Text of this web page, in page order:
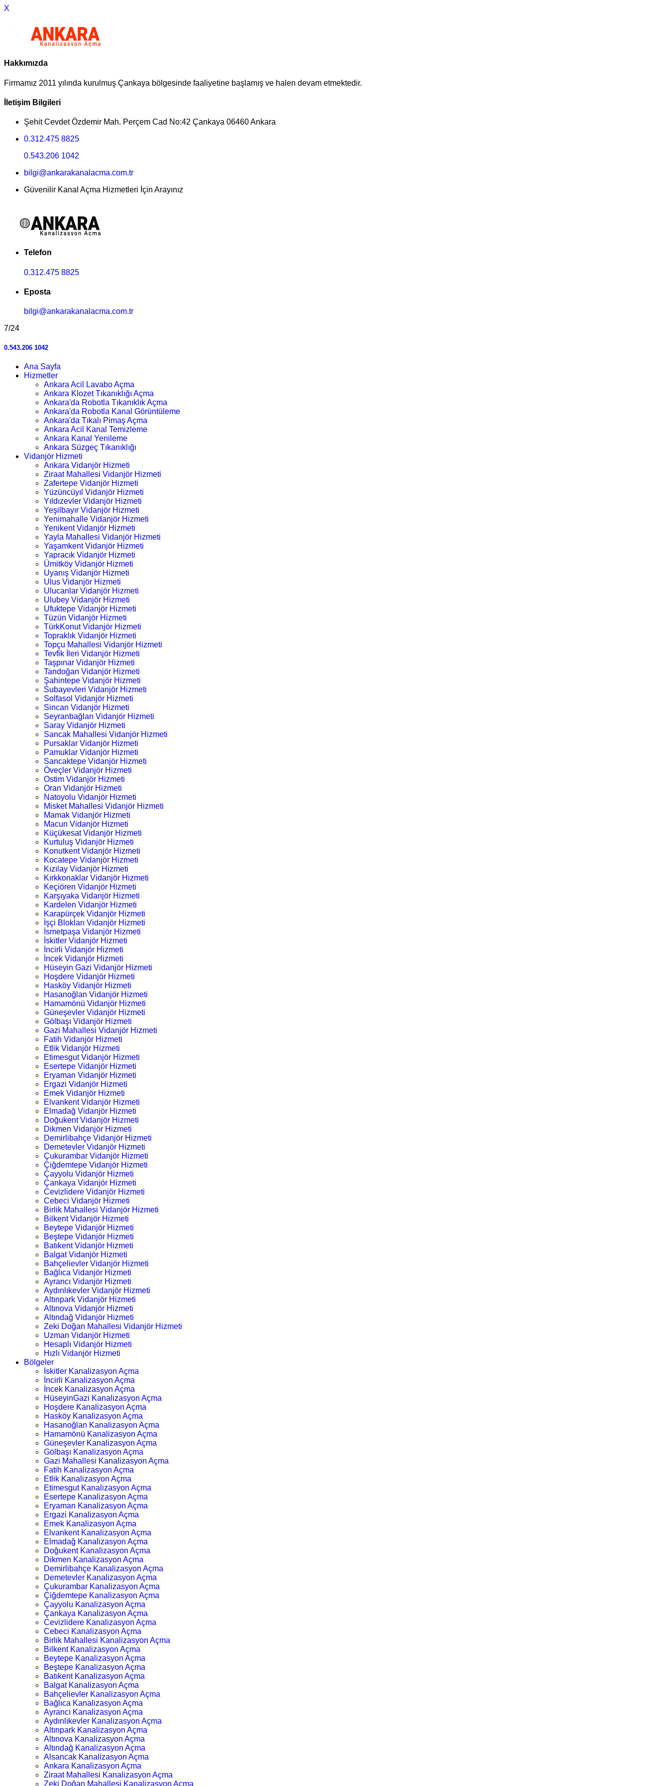
X
Hakkımızda
Firmamız 2011 yılında kurulmuş Çankaya bölgesinde faaliyetine başlamış ve halen devam etmektedir.
İletişim Bilgileri
Şehit Cevdet Özdemir Mah. Perçem Cad No:42 Çankaya 06460 Ankara
0.312.475 8825
0.543.206 1042
bilgi@ankarakanalacma.com.tr
Güvenilir Kanal Açma Hizmetleri İçin Arayınız
Telefon
0.312.475 8825
Eposta
bilgi@ankarakanalacma.com.tr
7/24
0.543.206 1042
Ana Sayfa
Hizmetler
Ankara Acil Lavabo Açma
Ankara Klozet Tıkanıklığı Açma
Ankara'da Robotla Tıkanıklık Açma
Ankara'da Robotla Kanal Görüntüleme
Ankara'da Tıkalı Pimaş Açma
Ankara Acil Kanal Temizleme
Ankara Kanal Yenileme
Ankara Süzgeç Tıkanıklığı
Vidanjör Hizmeti
Ankara Vidanjör Hizmeti
Ziraat Mahallesi Vidanjör Hizmeti
Zafertepe Vidanjör Hizmeti
Yüzüncüyıl Vidanjör Hizmeti
Yıldızevler Vidanjör Hizmeti
Yeşilbayır Vidanjör Hizmeti
Yenimahalle Vidanjör Hizmeti
Yenikent Vidanjör Hizmeti
Yayla Mahallesi Vidanjör Hizmeti
Yaşamkent Vidanjör Hizmeti
Yapracık Vidanjör Hizmeti
Ümitköy Vidanjör Hizmeti
Uyanış Vidanjör Hizmeti
Ulus Vidanjör Hizmeti
Ulucanlar Vidanjör Hizmeti
Ulubey Vidanjör Hizmeti
Ufuktepe Vidanjör Hizmeti
Tüzün Vidanjör Hizmeti
TürkKonut Vidanjör Hizmeti
Topraklık Vidanjör Hizmeti
Topçu Mahallesi Vidanjör Hizmeti
Tevfik İleri Vidanjör Hizmeti
Taşpınar Vidanjör Hizmeti
Tandoğan Vidanjör Hizmeti
Şahintepe Vidanjör Hizmeti
Subayevleri Vidanjör Hizmeti
Solfasol Vidanjör Hizmeti
Sincan Vidanjör Hizmeti
Seyranbağları Vidanjör Hizmeti
Saray Vidanjör Hizmeti
Sancak Mahallesi Vidanjör Hizmeti
Pursaklar Vidanjör Hizmeti
Pamuklar Vidanjör Hizmeti
Sancaktepe Vidanjör Hizmeti
Öveçler Vidanjör Hizmeti
Ostim Vidanjör Hizmeti
Oran Vidanjör Hizmeti
Natoyolu Vidanjör Hizmeti
Misket Mahallesi Vidanjör Hizmeti
Mamak Vidanjör Hizmeti
Macun Vidanjör Hizmeti
Küçükesat Vidanjör Hizmeti
Kurtuluş Vidanjör Hizmeti
Konutkent Vidanjör Hizmeti
Kocatepe Vidanjör Hizmeti
Kızılay Vidanjör Hizmeti
Kırkkonaklar Vidanjör Hizmeti
Keçiören Vidanjör Hizmeti
Karşıyaka Vidanjör Hizmeti
Kardelen Vidanjör Hizmeti
Karapürçek Vidanjör Hizmeti
İşçi Blokları Vidanjör Hizmeti
İsmetpaşa Vidanjör Hizmeti
İskitler Vidanjör Hizmeti
İncirli Vidanjör Hizmeti
İncek Vidanjör Hizmeti
Hüseyin Gazi Vidanjör Hizmeti
Hoşdere Vidanjör Hizmeti
Hasköy Vidanjör Hizmeti
Hasanoğlan Vidanjör Hizmeti
Hamamönü Vidanjör Hizmeti
Güneşevler Vidanjör Hizmeti
Gölbaşı Vidanjör Hizmeti
Gazi Mahallesi Vidanjör Hizmeti
Fatih Vidanjör Hizmeti
Etlik Vidanjör Hizmeti
Etimesgut Vidanjör Hizmeti
Esertepe Vidanjör Hizmeti
Eryaman Vidanjör Hizmeti
Ergazi Vidanjör Hizmeti
Emek Vidanjör Hizmeti
Elvankent Vidanjör Hizmeti
Elmadağ Vidanjör Hizmeti
Doğukent Vidanjör Hizmeti
Dikmen Vidanjör Hizmeti
Demirlibahçe Vidanjör Hizmeti
Demetevler Vidanjör Hizmeti
Çukurambar Vidanjör Hizmeti
Çiğdemtepe Vidanjör Hizmeti
Çayyolu Vidanjör Hizmeti
Çankaya Vidanjör Hizmeti
Cevizlidere Vidanjör Hizmeti
Cebeci Vidanjör Hizmeti
Birlik Mahallesi Vidanjör Hizmeti
Bilkent Vidanjör Hizmeti
Beytepe Vidanjör Hizmeti
Beştepe Vidanjör Hizmeti
Batıkent Vidanjör Hizmeti
Balgat Vidanjör Hizmeti
Bahçelievler Vidanjör Hizmeti
Bağlıca Vidanjör Hizmeti
Ayrancı Vidanjör Hizmeti
Aydınlıkevler Vidanjör Hizmeti
Altınpark Vidanjör Hizmeti
Altınova Vidanjör Hizmeti
Altındağ Vidanjör Hizmeti
Zeki Doğan Mahallesi Vidanjör Hizmeti
Uzman Vidanjör Hizmeti
Hesaplı Vidanjör Hizmeti
Hızlı Vidanjör Hizmeti
Bölgeler
İskitler Kanalizasyon Açma
İncirli Kanalizasyon Açma
İncek Kanalizasyon Açma
HüseyinGazi Kanalizasyon Açma
Hoşdere Kanalizasyon Açma
Hasköy Kanalizasyon Açma
Hasanoğlan Kanalizasyon Açma
Hamamönü Kanalizasyon Açma
Güneşevler Kanalizasyon Açma
Gölbaşı Kanalizasyon Açma
Gazi Mahallesi Kanalizasyon Açma
Fatih Kanalizasyon Açma
Etlik Kanalizasyon Açma
Etimesgut Kanalizasyon Açma
Esertepe Kanalizasyon Açma
Eryaman Kanalizasyon Açma
Ergazi Kanalizasyon Açma
Emek Kanalizasyon Açma
Elvankent Kanalizasyon Açma
Elmadağ Kanalizasyon Açma
Doğukent Kanalizasyon Açma
Dikmen Kanalizasyon Açma
Demirlibahçe Kanalizasyon Açma
Demetevler Kanalizasyon Açma
Çukurambar Kanalizasyon Açma
Çiğdemtepe Kanalizasyon Açma
Çayyolu Kanalizasyon Açma
Çankaya Kanalizasyon Açma
Cevizlidere Kanalizasyon Açma
Cebeci Kanalizasyon Açma
Birlik Mahallesi Kanalizasyon Açma
Bilkent Kanalizasyon Açma
Beytepe Kanalizasyon Açma
Beştepe Kanalizasyon Açma
Batıkent Kanalizasyon Açma
Balgat Kanalizasyon Açma
Bahçelievler Kanalizasyon Açma
Bağlıca Kanalizasyon Açma
Ayrancı Kanalizasyon Açma
Aydınlıkevler Kanalizasyon Açma
Altınpark Kanalizasyon Açma
Altınova Kanalizasyon Açma
Altındağ Kanalizasyon Açma
Alsancak Kanalizasyon Açma
Ankara Kanalizasyon Açma
Ziraat Mahallesi Kanalizasyon Açma
Zeki Doğan Mahallesi Kanalizasyon Açma